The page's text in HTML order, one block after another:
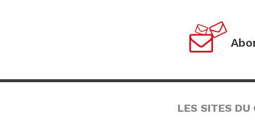
LES SITES DU